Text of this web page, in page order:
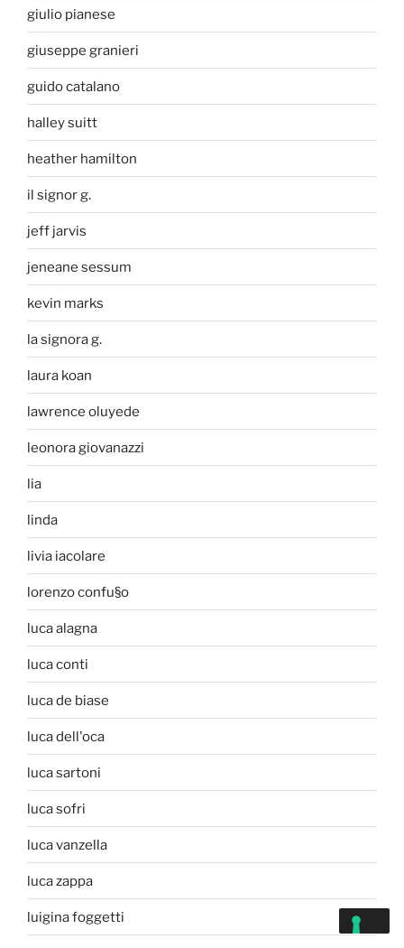
giulio pianese
giuseppe granieri
guido catalano
halley suitt
heather hamilton
il signor g.
jeff jarvis
jeneane sessum
kevin marks
la signora g.
laura koan
lawrence oluyede
leonora giovanazzi
lia
linda
livia iacolare
lorenzo confu§o
luca alagna
luca conti
luca de biase
luca dell'oca
luca sartoni
luca sofri
luca vanzella
luca zappa
luigina foggetti